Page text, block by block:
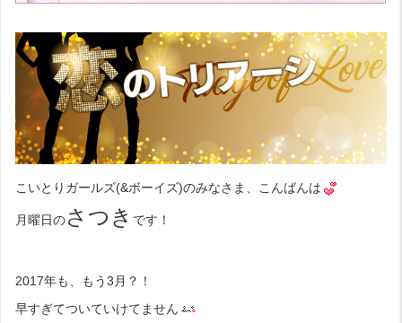
こいとりガールズ(&ボーイズ)のみなさま、こんばんは
月曜日のさつき です！
2017年も、もう3月？！
早すぎてついていけてません